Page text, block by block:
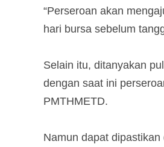
“Perseroan akan
hari bursa sebelum
Selain itu, ditanyakan
dengan saat ini
PMTHMETD.
Namun dapat